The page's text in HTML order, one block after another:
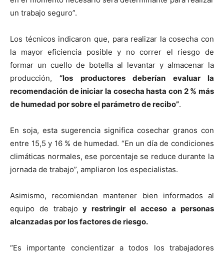
un trabajo seguro”.
Los técnicos indicaron que, para realizar la cosecha con
la mayor eficiencia posible y no correr el riesgo de
formar un cuello de botella al levantar y almacenar la
producción,“los productores deberían evaluar la
recomendación de iniciar la cosecha hasta con 2 % más
de humedad por sobre el parámetro de recibo”.
En soja, esta sugerencia significa cosechar granos con
entre 15,5 y 16 % de humedad. “En un día de condiciones
climáticas normales, ese porcentaje se reduce durante la
jornada de trabajo”, ampliaron los especialistas.
Asimismo, recomiendan mantener bien informados al
equipo de trabajo y restringir el acceso a personas
alcanzadas por los factores de riesgo.
“Es importante concientizar a todos los trabajadores